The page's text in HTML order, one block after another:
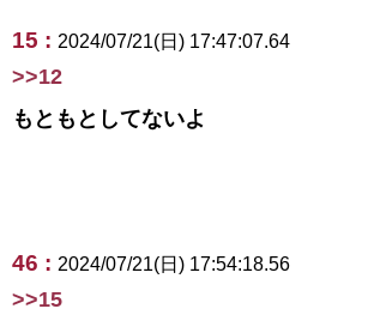
15 : 2024/07/21(日) 17:47:07.64
>>12
もともとしてないよ
46 : 2024/07/21(日) 17:54:18.56
>>15